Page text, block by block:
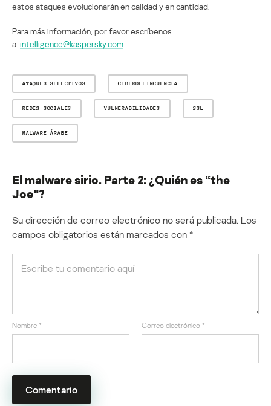
estos ataques evolucionarán en calidad y en cantidad.
Para más información, por favor escríbenos
a: intelligence@kaspersky.com
ATAQUES SELECTIVOS CIBERDELINCUENCIA
REDES SOCIALES VULNERABILIDADES SSL
MALWARE ÁRABE
El malware sirio. Parte 2: ¿Quién es “the
Joe”?
Su dirección de correo electrónico no será publicada. Los
campos obligatorios están marcados con *
Nombre * Correo electrónico *